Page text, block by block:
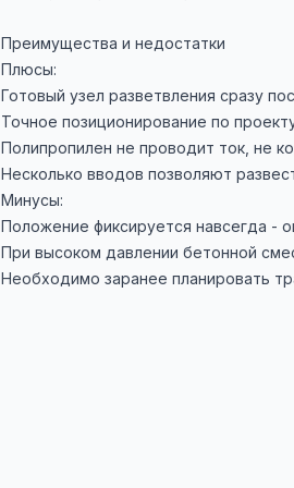
Преимущества и недостатки
Плюсы:
Готовый узел разветвления сразу
Точное позиционирование по
Полипропилен не проводит ток, не
Несколько вводов позволяют
Минусы:
Положение фиксируется навсегда -
При высоком давлении бетонной
Необходимо заранее планировать